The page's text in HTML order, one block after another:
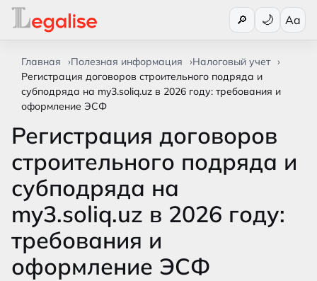
🔎 Aa
Главная Полезная информация
Налоговый учет
Регистрация договоров строительного подряда и
субподряда на my3.soliq.uz в 2026 году: требования и
оформление ЭСФ
Регистрация договоров
строительного подряда и
субподряда на
my3.soliq.uz в 2026 году:
требования и
оформление ЭСФ